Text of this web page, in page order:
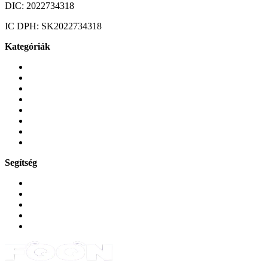
DIC: 2022734318
IC DPH: SK2022734318
Kategóriák
Segítség